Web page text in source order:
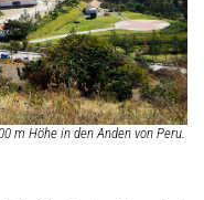
m Höhe in den Anden von Peru.